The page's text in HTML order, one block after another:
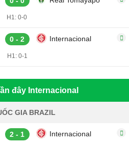
H1: 0-0
0 - 2 Internacional
H1: 0-1
đây Internacional
GIA BRAZIL
2 - 1 Internacional